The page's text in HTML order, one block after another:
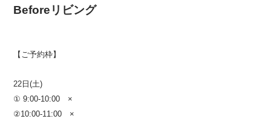
Beforeリビング
【ご予約枠】
22日(土)
① 9:00-10:00 ×
②10:00-11:00 ×